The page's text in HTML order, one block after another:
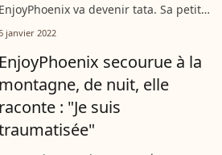
EnjoyPhoenix va devenir tata. Sa petite
soeur est enceinte de son premier
étaient ravis de découvrir la nouvelle
sur son...
janvier 2022
EnjoyPhoenix secourue à la
montagne, de nuit, elle
raconte : "Je suis